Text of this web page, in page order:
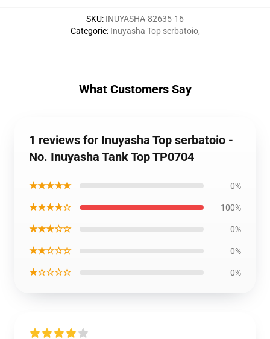
SKU: INUYASHA-82635-16
Categorie: Inuyasha Top serbatoio,
What Customers Say
1 reviews for Inuyasha Top serbatoio -
No. Inuyasha Tank Top TP0704
★★★★★ 0%
★★★★☆ 100%
★★★☆☆ 0%
★★☆☆☆ 0%
★☆☆☆☆ 0%